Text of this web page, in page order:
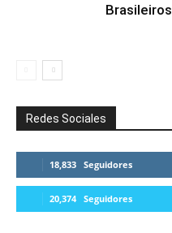
Brasileiros
Redes Sociales
18,833 Seguidores
20,374 Seguidores